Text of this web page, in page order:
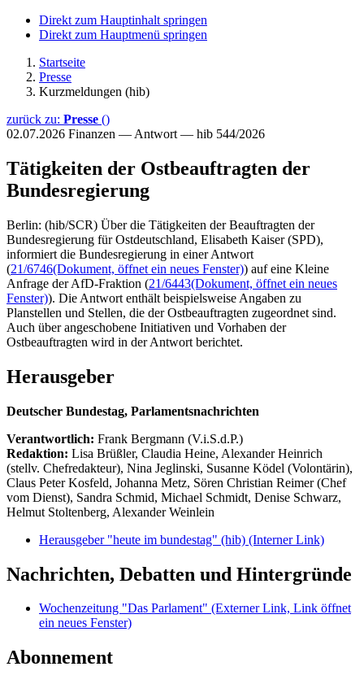
Direkt zum Hauptinhalt springen
Direkt zum Hauptmenü springen
Startseite
Presse
Kurzmeldungen (hib)
zurück zu: Presse ()
02.07.2026 Finanzen — Antwort — hib 544/2026
Tätigkeiten der Ostbeauftragten der
Bundesregierung
Berlin: (hib/SCR) Über die Tätigkeiten der Beauftragten der
Bundesregierung für Ostdeutschland, Elisabeth Kaiser (SPD),
informiert die Bundesregierung in einer Antwort
(21/6746(Dokument, öffnet ein neues Fenster)) auf eine Kleine
Anfrage der AfD-Fraktion (21/6443(Dokument, öffnet ein neues
Fenster)). Die Antwort enthält beispielsweise Angaben zu
Planstellen und Stellen, die der Ostbeauftragten zugeordnet sind.
Auch über angeschobene Initiativen und Vorhaben der
Ostbeauftragten wird in der Antwort berichtet.
Herausgeber
Deutscher Bundestag, Parlamentsnachrichten
Verantwortlich: Frank Bergmann (V.i.S.d.P.)
Redaktion: Lisa Brüßler, Claudia Heine, Alexander Heinrich
(stellv. Chefredakteur), Nina Jeglinski, Susanne Ködel (Volontärin),
Claus Peter Kosfeld, Johanna Metz, Sören Christian Reimer (Chef
vom Dienst), Sandra Schmid, Michael Schmidt, Denise Schwarz,
Helmut Stoltenberg, Alexander Weinlein
Herausgeber "heute im bundestag" (hib) (Interner Link)
Nachrichten, Debatten und Hintergründe
Wochenzeitung "Das Parlament" (Externer Link, Link öffnet
ein neues Fenster)
Abonnement